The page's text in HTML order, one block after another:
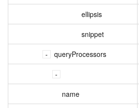
ellipsis
snippet
queryProcessors
name